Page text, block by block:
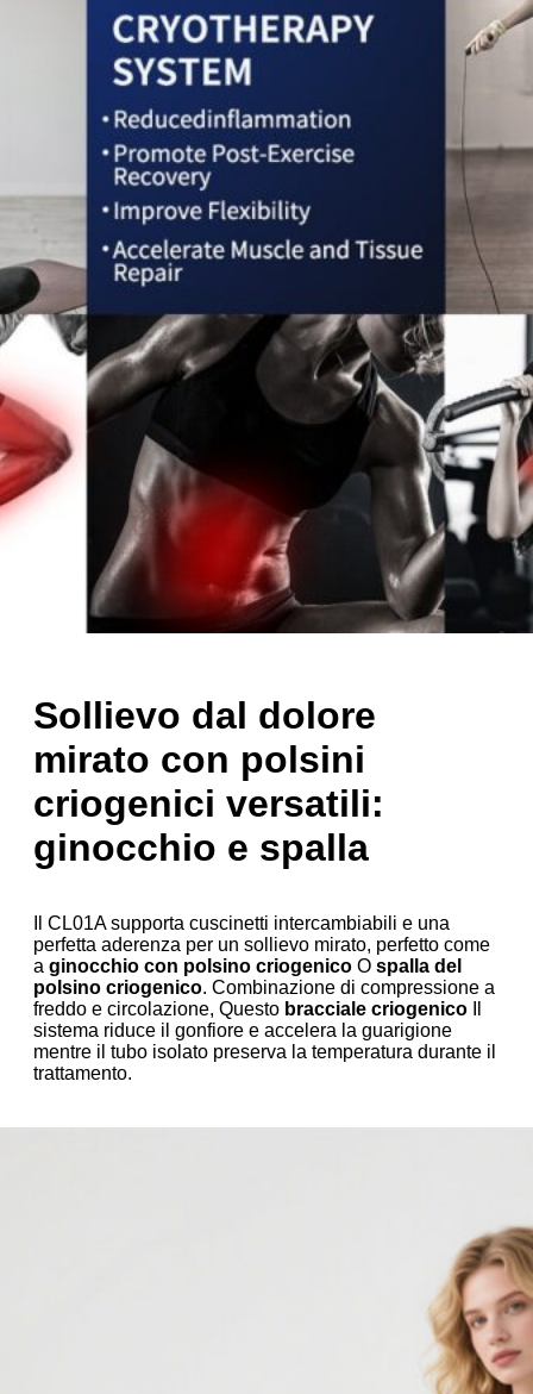
Sollievo dal dolore
mirato con polsini
criogenici versatili:
ginocchio e spalla
Il CL01A supporta cuscinetti intercambiabili e una
perfetta aderenza per un sollievo mirato, perfetto come
a ginocchio con polsino criogenico O spalla del
polsino criogenico. Combinazione di compressione a
freddo e circolazione, Questo bracciale criogenico
sistema riduce il gonfiore e accelera la guarigione
mentre il tubo isolato preserva la temperatura durante il
trattamento.